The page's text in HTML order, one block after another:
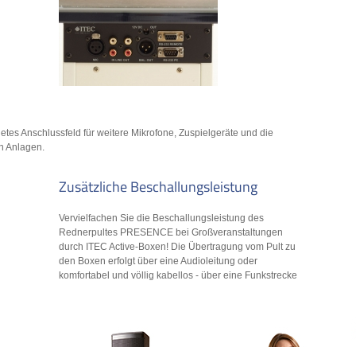
Anschlussfeld für weitere Mikrofone, Zuspielgeräte und die
Anlagen.
Zusätzliche Beschallungsleistung
Vervielfachen Sie die Beschallungsleistung des
Rednerpultes PRESENCE bei Großveranstaltungen
durch ITEC Active-Boxen! Die Übertragung vom Pult zu
den Boxen erfolgt über eine Audioleitung oder 
komfortabel und völlig kabellos - über eine Funkstrecke